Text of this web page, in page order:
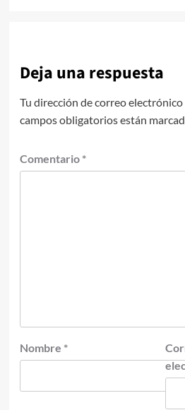
Deja una respuesta
Tu dirección de correo
campos obligatorios están
Comentario *
Nombre *